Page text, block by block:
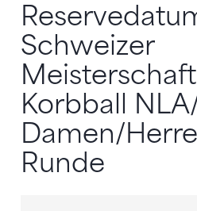
Schweizer
Korbball
Damen/
Runde